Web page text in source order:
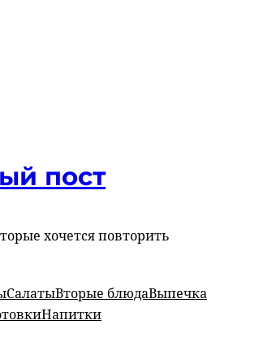
пост
хочется повторить
СалатыВторые блюдаВыпечка
Напитки